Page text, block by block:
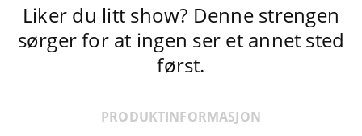
Liker du litt show? Denne strengen
sørger for at ingen ser et annet sted
først.
PRODUKTINFORMASJON